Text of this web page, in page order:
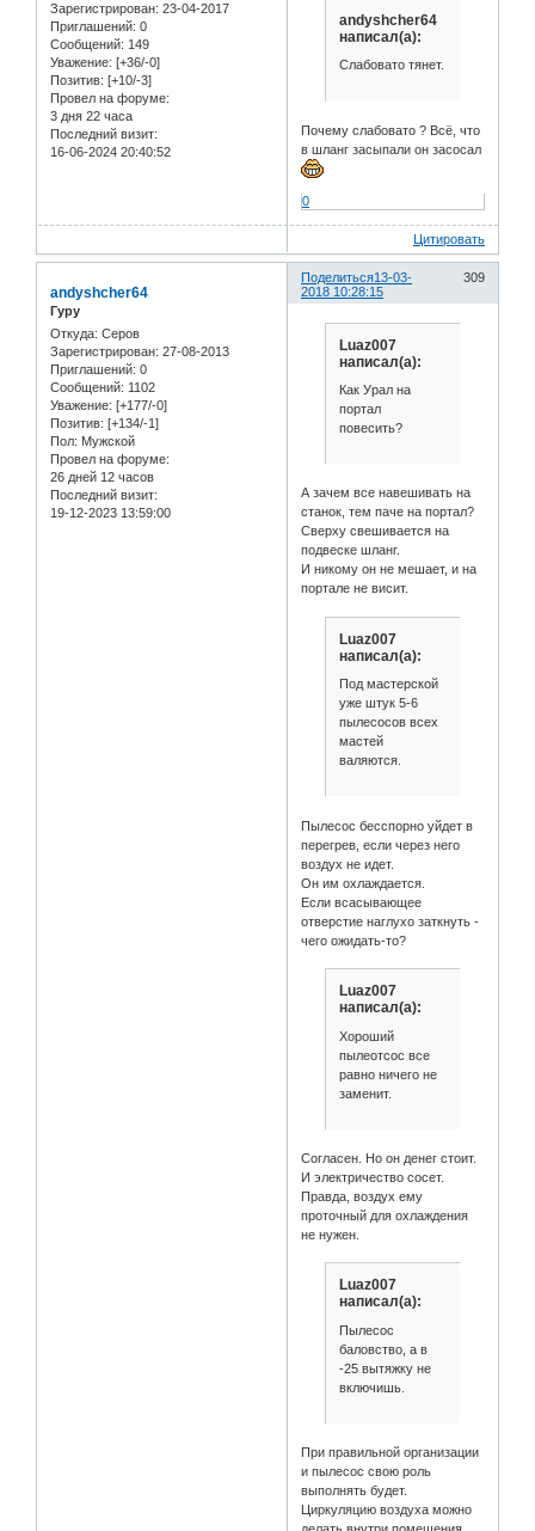
Зарегистрирован: 23-04-2017
Приглашений: 0
Сообщений: 149
Уважение: [+36/-0]
Позитив: [+10/-3]
Провел на форуме:
3 дня 22 часа
Последний визит:
16-06-2024 20:40:52
andyshcher64
написал(а):
Слабовато тянет.
Почему слабовато ? Всё, что
в шланг засыпали он засосал
0
Цитировать
Поделиться 309
13-03-
2018 10:28:15
andyshcher64
Гуру
Откуда: Серов
Зарегистрирован: 27-08-2013
Приглашений: 0
Сообщений: 1102
Уважение: [+177/-0]
Позитив: [+134/-1]
Пол: Мужской
Провел на форуме:
26 дней 12 часов
Последний визит:
19-12-2023 13:59:00
Luaz007
написал(а):
Как Урал на
портал
повесить?
А зачем все навешивать на
станок, тем паче на портал?
Сверху свешивается на
подвеске шланг.
И никому он не мешает, и на
портале не висит.
Luaz007
написал(а):
Под мастерской
уже штук 5-6
пылесосов всех
мастей
валяются.
Пылесос бесспорно уйдет в
перегрев, если через него
воздух не идет.
Он им охлаждается.
Если всасывающее
отверстие наглухо заткнуть -
чего ожидать-то?
Luaz007
написал(а):
Хороший
пылеотсос все
равно ничего не
заменит.
Согласен. Но он денег стоит.
И электричество сосет.
Правда, воздух ему
проточный для охлаждения
не нужен.
Luaz007
написал(а):
Пылесос
баловство, а в
-25 вытяжку не
включишь.
При правильной организации
и пылесос свою роль
выполнять будет.
Циркуляцию воздуха можно